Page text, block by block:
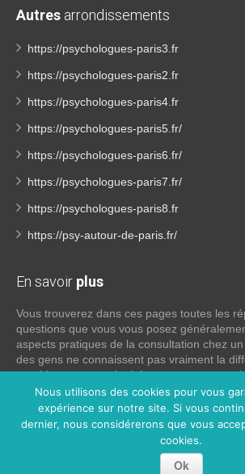
Autres arrondissements
https://psychologues-paris3.fr
https://psychologues-paris2.fr
https://psychologues-paris4.fr
https://psychologues-paris5.fr/
https://psychologues-paris6.fr/
https://psychologues-paris7.fr/
https://psychologues-paris8.fr
https://psy-autour-de-paris.fr/
En savoir plus
Vous trouverez dans ces pages toutes les
questions que vous vous posez
aspects pratiques de la consultation chez
des gens ne connaissent pas vraiment la
psychiatre, un psychothérapeute et un
votre cas, voici quelques définitions qui
choses, n’hésitez pas à nous contacter:
Lire la suite
Nous utilisons des cookies pour vous
expérience sur notre site. Si vous
dernier, nous considérerons que vous
cookies.
Ok